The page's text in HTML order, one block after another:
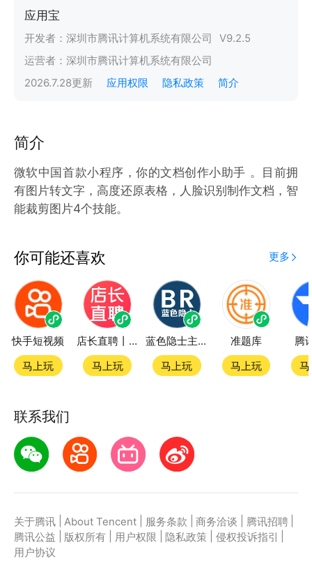
应用宝
开发者： 深圳市腾讯计算机系统有限公司 V9.2.5
运营者： 深圳市腾讯计算机系统有限公司
2026.7.28更新 应用权限 隐私政策 简介
简介
微软中国首款小程序，你的文档创作小助手 。目前拥
有图片转文字，高度还原表格，人脸识别制作文档，智
能裁剪图片4个技能。
你可能还喜欢 更多
快手短视频
马上玩
店长直聘丨求职招聘找工作
马上玩
蓝色隐士主题站
马上玩
准题库
马上玩
腾
联系我们
关于腾讯 About Tencent 服务条款 商务洽谈 腾讯招聘
腾讯公益
版权所有 用户权限 隐私政策 侵权投诉指引
用户协议